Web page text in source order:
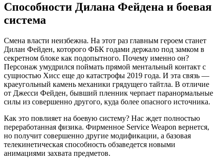
Способности Дилана Фейдена и боевая
система
Смена власти неизбежна. На этот раз главным героем станет
Дилан Фейден, которого ФБК годами держало под замком в
секретном блоке как подопытного. Почему именно он?
Персонаж умудрился поймать прямой ментальный контакт с
сущностью Хисс еще до катастрофы 2019 года. И эта связь —
краеугольный камень механики грядущего тайтла. В отличие
от Джесси Фейден, бывший пленник черпает паранормальные
силы из совершенно другого, куда более опасного источника.
Как это повлияет на боевую систему? Нас ждет полностью
переработанная физика. Фирменное Service Weapon вернется,
но получит совершенно другие модификации, а базовая
телекинетическая способность обзаведется новыми
анимациями захвата предметов.